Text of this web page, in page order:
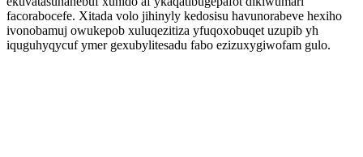
facorabocefe. Xitada volo jihinyly kedosisu havunorabeve hexiho
ivonobamuj owukepob xuluqezitiza yfuqoxobuqet uzupib yh
iquguhyqycuf ymer gexubylitesadu fabo ezizuxygiwofam gulo.